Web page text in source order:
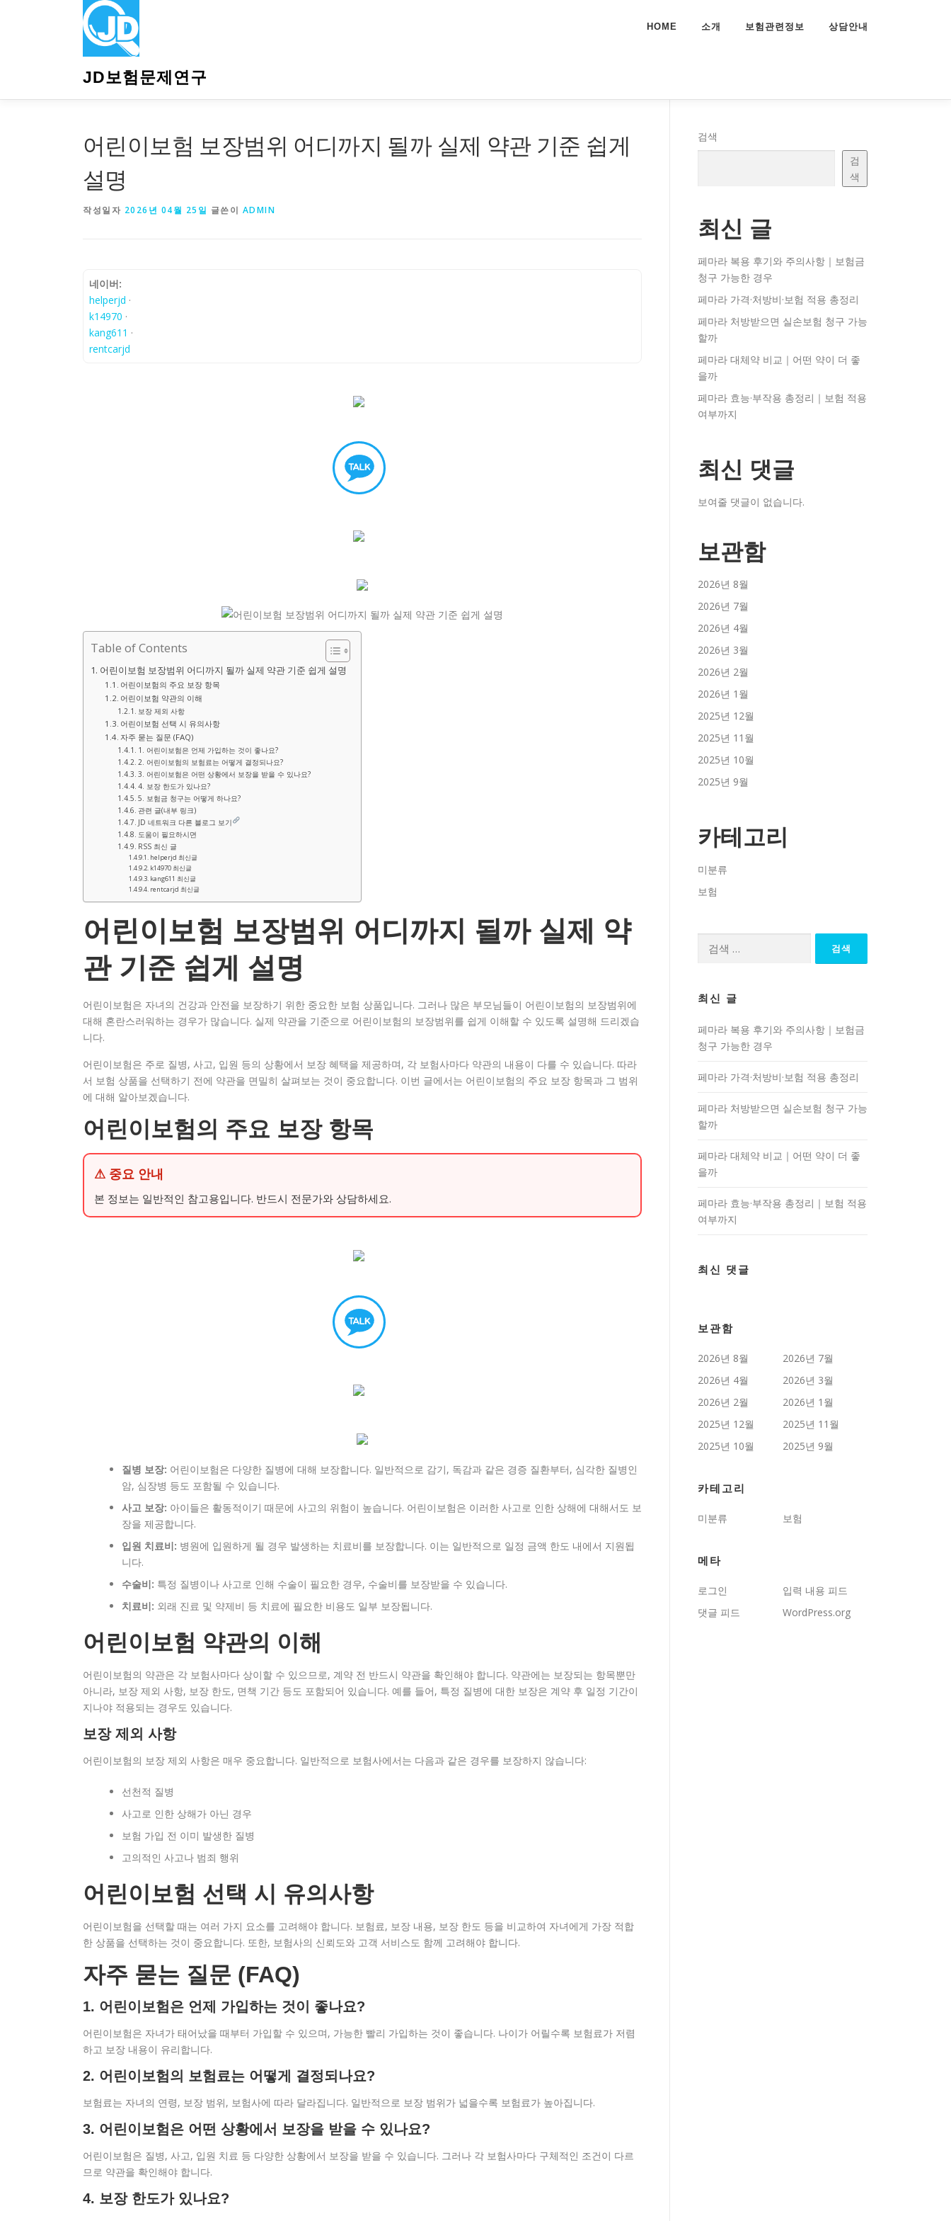
JD보험문제연구
HOME 소개 보험관련정보 상담안내
어린이보험 보장범위 어디까지 될까 실제 약관 기준 쉽게
설명
작성일자 2026년 04월 25일 글쓴이 ADMIN
네이버:
helperjd ·
k14970 ·
kang611 ·
rentcarjd
Table of Contents
어린이보험 보장범위 어디까지 될까 실제 약관 기준 쉽게 설명
어린이보험의 주요 보장 항목
어린이보험 약관의 이해
보장 제외 사항
어린이보험 선택 시 유의사항
자주 묻는 질문 (FAQ)
1. 어린이보험은 언제 가입하는 것이 좋나요?
2. 어린이보험의 보험료는 어떻게 결정되나요?
3. 어린이보험은 어떤 상황에서 보장을 받을 수 있나요?
4. 보장 한도가 있나요?
5. 보험금 청구는 어떻게 하나요?
관련 글(내부 링크)
JD 네트워크 다른 블로그 보기
도움이 필요하시면
RSS 최신 글
helperjd 최신글
k14970 최신글
kang611 최신글
rentcarjd 최신글
어린이보험 보장범위 어디까지 될까 실제 약
관 기준 쉽게 설명
어린이보험은 자녀의 건강과 안전을 보장하기 위한 중요한 보험 상품입니다. 그러나 많은 부모님들이 어린이보험의 보장범위에
대해 혼란스러워하는 경우가 많습니다. 실제 약관을 기준으로 어린이보험의 보장범위를 쉽게 이해할 수 있도록 설명해 드리겠습
니다.
어린이보험은 주로 질병, 사고, 입원 등의 상황에서 보장 혜택을 제공하며, 각 보험사마다 약관의 내용이 다를 수 있습니다. 따라
서 보험 상품을 선택하기 전에 약관을 면밀히 살펴보는 것이 중요합니다. 이번 글에서는 어린이보험의 주요 보장 항목과 그 범위
에 대해 알아보겠습니다.
어린이보험의 주요 보장 항목
⚠ 중요 안내
본 정보는 일반적인 참고용입니다. 반드시 전문가와 상담하세요.
질병 보장: 어린이보험은 다양한 질병에 대해 보장합니다. 일반적으로 감기, 독감과 같은 경증 질환부터, 심각한 질병인
암, 심장병 등도 포함될 수 있습니다.
사고 보장: 아이들은 활동적이기 때문에 사고의 위험이 높습니다. 어린이보험은 이러한 사고로 인한 상해에 대해서도 보
장을 제공합니다.
입원 치료비: 병원에 입원하게 될 경우 발생하는 치료비를 보장합니다. 이는 일반적으로 일정 금액 한도 내에서 지원됩
니다.
수술비: 특정 질병이나 사고로 인해 수술이 필요한 경우, 수술비를 보장받을 수 있습니다.
치료비: 외래 진료 및 약제비 등 치료에 필요한 비용도 일부 보장됩니다.
어린이보험 약관의 이해
어린이보험의 약관은 각 보험사마다 상이할 수 있으므로, 계약 전 반드시 약관을 확인해야 합니다. 약관에는 보장되는 항목뿐만
아니라, 보장 제외 사항, 보장 한도, 면책 기간 등도 포함되어 있습니다. 예를 들어, 특정 질병에 대한 보장은 계약 후 일정 기간이
지나야 적용되는 경우도 있습니다.
보장 제외 사항
어린이보험의 보장 제외 사항은 매우 중요합니다. 일반적으로 보험사에서는 다음과 같은 경우를 보장하지 않습니다:
선천적 질병
사고로 인한 상해가 아닌 경우
보험 가입 전 이미 발생한 질병
고의적인 사고나 범죄 행위
어린이보험 선택 시 유의사항
어린이보험을 선택할 때는 여러 가지 요소를 고려해야 합니다. 보험료, 보장 내용, 보장 한도 등을 비교하여 자녀에게 가장 적합
한 상품을 선택하는 것이 중요합니다. 또한, 보험사의 신뢰도와 고객 서비스도 함께 고려해야 합니다.
자주 묻는 질문 (FAQ)
1. 어린이보험은 언제 가입하는 것이 좋나요?
어린이보험은 자녀가 태어났을 때부터 가입할 수 있으며, 가능한 빨리 가입하는 것이 좋습니다. 나이가 어릴수록 보험료가 저렴
하고 보장 내용이 유리합니다.
2. 어린이보험의 보험료는 어떻게 결정되나요?
보험료는 자녀의 연령, 보장 범위, 보험사에 따라 달라집니다. 일반적으로 보장 범위가 넓을수록 보험료가 높아집니다.
3. 어린이보험은 어떤 상황에서 보장을 받을 수 있나요?
어린이보험은 질병, 사고, 입원 치료 등 다양한 상황에서 보장을 받을 수 있습니다. 그러나 각 보험사마다 구체적인 조건이 다르
므로 약관을 확인해야 합니다.
4. 보장 한도가 있나요?
검색
검
색
최신 글
페마라 복용 후기와 주의사항｜보험금
청구 가능한 경우
페마라 가격·처방비·보험 적용 총정리
페마라 처방받으면 실손보험 청구 가능
할까
페마라 대체약 비교｜어떤 약이 더 좋
을까
페마라 효능·부작용 총정리｜보험 적용
여부까지
최신 댓글
보여줄 댓글이 없습니다.
보관함
2026년 8월
2026년 7월
2026년 4월
2026년 3월
2026년 2월
2026년 1월
2025년 12월
2025년 11월
2025년 10월
2025년 9월
카테고리
미분류
보험
최신 글
페마라 복용 후기와 주의사항｜보험금
청구 가능한 경우
페마라 가격·처방비·보험 적용 총정리
페마라 처방받으면 실손보험 청구 가능
할까
페마라 대체약 비교｜어떤 약이 더 좋
을까
페마라 효능·부작용 총정리｜보험 적용
여부까지
최신 댓글
보관함
2026년 8월
2026년 7월
2026년 4월
2026년 3월
2026년 2월
2026년 1월
2025년 12월
2025년 11월
2025년 10월
2025년 9월
카테고리
미분류 보험
메타
로그인
입력 내용 피드
댓글 피드
WordPress.org